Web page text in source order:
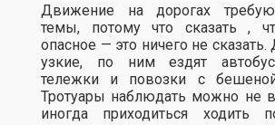
Движение на дорогах
темы, потому что сказать ,
опасное — это ничего не сказать.
узкие, по ним ездят
тележки и повозки с
Тротуары наблюдать можно не
иногда приходиться ходить